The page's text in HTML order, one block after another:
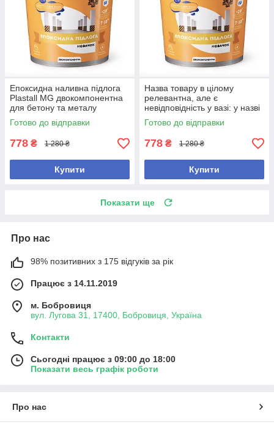
Епоксидна наливна підлога
Plastall MG двокомпонентна
для бетону та металу
Коротко, релевантно для
пошуку та містить ключові
Готово до відправки
778 ₴ 1 280 ₴
Купити
Назва товару в цілому
релевантна, але є
невідповідність у вазі: у назві
1кг, а в описі 4.5кг. Для
маркетплейсу краще лишити
той
Готово до відправки
778 ₴ 1 280 ₴
Купити
Показати ще
Про нас
98% позитивних з 175 відгуків за рік
Працює з 14.11.2019
м. Бобровиця
вул. Лугова 31, 17400, Бобровиця, Україна
Контакти
Сьогодні працює з 09:00 до 18:00
Показати весь графік роботи
Про нас